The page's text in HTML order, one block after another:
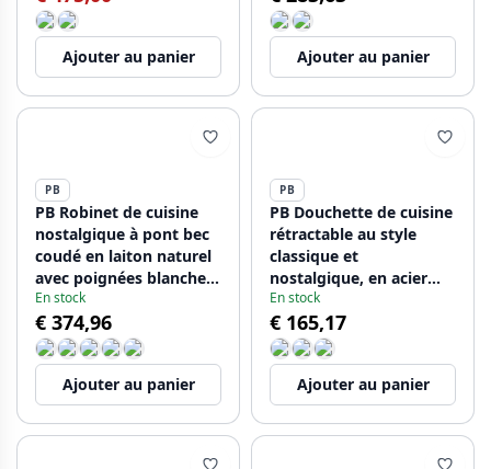
Ajouter au panier Ajouter au panier
PB
PB Robinet de cuisine
nostalgique à pont bec
coudé en laiton naturel
avec poignées blanches
1208954672
En stock
€ 374,96
Ajouter au panier
PB
PB Douchette de cuisine
rétractable au style
classique et
nostalgique, en acier
inoxydable
En stock
€ 165,17
Ajouter au panier